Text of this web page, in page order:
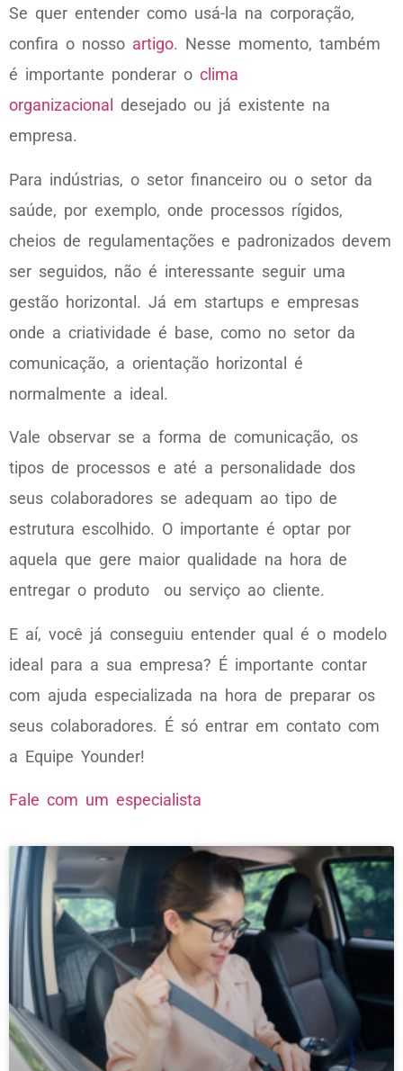
Se quer entender como usá-la na corporação,
confira o nosso artigo. Nesse momento, também
é importante ponderar o clima
organizacional
desejado ou já existente na
empresa.
Para indústrias, o setor financeiro ou o setor da
saúde, por exemplo, onde processos rígidos,
cheios de regulamentações e padronizados devem
ser seguidos, não é interessante seguir uma
gestão horizontal. Já em startups e empresas
onde a criatividade é base, como no setor da
comunicação, a orientação horizontal é
normalmente a ideal.
Vale observar se a forma de comunicação, os
tipos de processos e até a personalidade dos
seus colaboradores se adequam ao tipo de
estrutura escolhido. O importante é optar por
aquela que gere maior qualidade na hora de
entregar o produto ou serviço ao cliente.
E aí, você já conseguiu entender qual é o modelo
ideal para a sua empresa? É importante contar
com ajuda especializada na hora de preparar os
seus colaboradores. É só entrar em contato com
a Equipe Younder!
Fale com um especialista